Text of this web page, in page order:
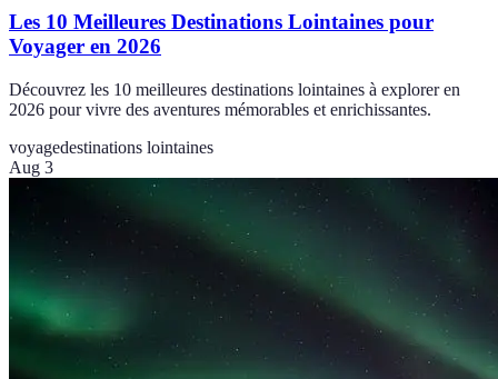
Les 10 Meilleures Destinations Lointaines pour
Voyager en 2026
Découvrez les 10 meilleures destinations lointaines à explorer en
2026 pour vivre des aventures mémorables et enrichissantes.
voyagedestinations lointaines
Aug 3